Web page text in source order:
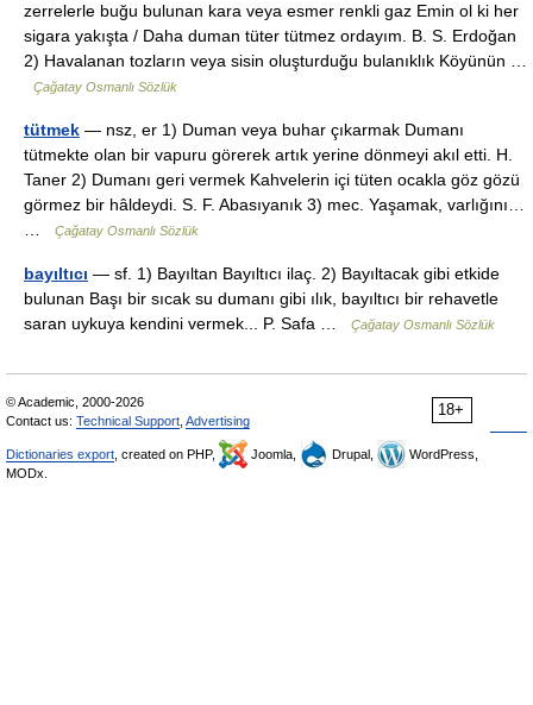
zerrelerle buğu bulunan kara veya esmer renkli gaz Emin ol ki her
sigara yakışta / Daha duman tüter tütmez ordayım. B. S. Erdoğan
2) Havalanan tozların veya sisin oluşturduğu bulanıklık Köyünün …
Çağatay Osmanlı Sözlük
tütmek — nsz, er 1) Duman veya buhar çıkarmak Dumanı
tütmekte olan bir vapuru görerek artık yerine dönmeyi akıl etti. H.
Taner 2) Dumanı geri vermek Kahvelerin içi tüten ocakla göz gözü
görmez bir hâldeydi. S. F. Abasıyanık 3) mec. Yaşamak, varlığını…
Çağatay Osmanlı Sözlük
bayıltıcı — sf. 1) Bayıltan Bayıltıcı ilaç. 2) Bayıltacak gibi etkide
bulunan Başı bir sıcak su dumanı gibi ılık, bayıltıcı bir rehavetle
saran uykuya kendini vermek... P. Safa …
Çağatay Osmanlı Sözlük
18+
© Academic, 2000-2026
Contact us: Technical Support Advertising
Dictionaries export , created on PHP, Joomla, Drupal,
WordPress,
MODx.